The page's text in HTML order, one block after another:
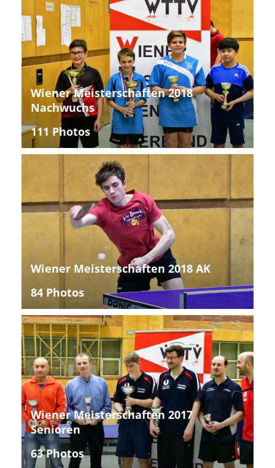
Wiener Meisterschaften 2018
Nachwuchs
111 Photos
Wiener Meisterschaften 2018 AK
84 Photos
Wiener Meisterschaften 2017
Senioren
63 Photos